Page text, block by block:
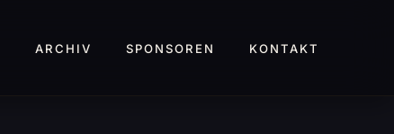
ARCHIV SPONSOREN KONTAKT